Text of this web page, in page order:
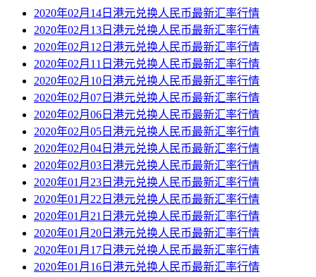
2020年02月14日港元兑换人民币最新汇率行情
2020年02月13日港元兑换人民币最新汇率行情
2020年02月12日港元兑换人民币最新汇率行情
2020年02月11日港元兑换人民币最新汇率行情
2020年02月10日港元兑换人民币最新汇率行情
2020年02月07日港元兑换人民币最新汇率行情
2020年02月06日港元兑换人民币最新汇率行情
2020年02月05日港元兑换人民币最新汇率行情
2020年02月04日港元兑换人民币最新汇率行情
2020年02月03日港元兑换人民币最新汇率行情
2020年01月23日港元兑换人民币最新汇率行情
2020年01月22日港元兑换人民币最新汇率行情
2020年01月21日港元兑换人民币最新汇率行情
2020年01月20日港元兑换人民币最新汇率行情
2020年01月17日港元兑换人民币最新汇率行情
2020年01月16日港元兑换人民币最新汇率行情